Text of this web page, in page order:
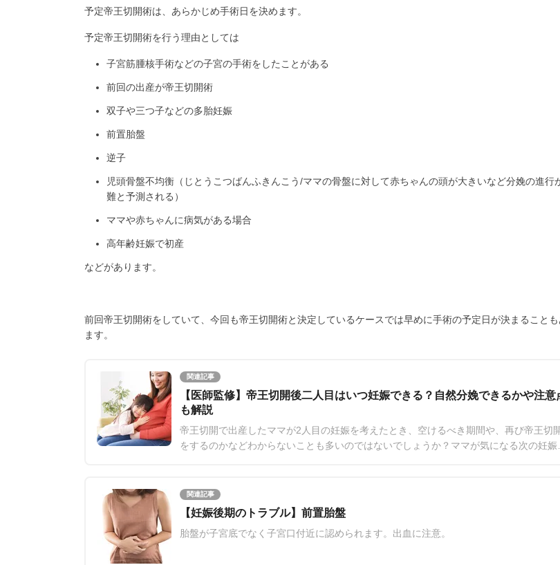
予定帝王切開術は、あらかじめ手術日を決めます。
予定帝王切開術を行う理由としては
子宮筋腫核手術などの子宮の手術をしたことがある
前回の出産が帝王切開術
双子や三つ子などの多胎妊娠
前置胎盤
逆子
児頭骨盤不均衡（じとうこつばんふきんこう/ママの骨盤に対して赤ちゃんの頭が大きいなど分娩の進行
難と予測される）
ママや赤ちゃんに病気がある場合
高年齢妊娠で初産
などがあります。
前回帝王切開術をしていて、今回も帝王切開術と決定しているケースでは早めに手術の予定日が決まることも
ます。
関連記事
【医師監修】帝王切開後二人目はいつ妊娠できる？自然分娩できるかや注意
も解説
帝王切開で出産したママが2人目の妊娠を考えたとき、空けるべき期間や、再び帝王切
をするのかなどわからないことも多いのではないでしょうか？ママが気になる次の妊娠
関連記事
【妊娠後期のトラブル】前置胎盤
胎盤が子宮底でなく子宮口付近に認められます。出血に注意。